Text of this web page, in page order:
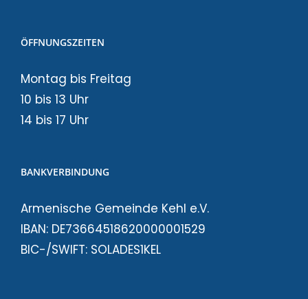
ÖFFNUNGSZEITEN
Montag bis Freitag
10 bis 13 Uhr
14 bis 17 Uhr
BANKVERBINDUNG
Armenische Gemeinde Kehl e.V.
IBAN: DE73664518620000001529
BIC-/SWIFT: SOLADES1KEL